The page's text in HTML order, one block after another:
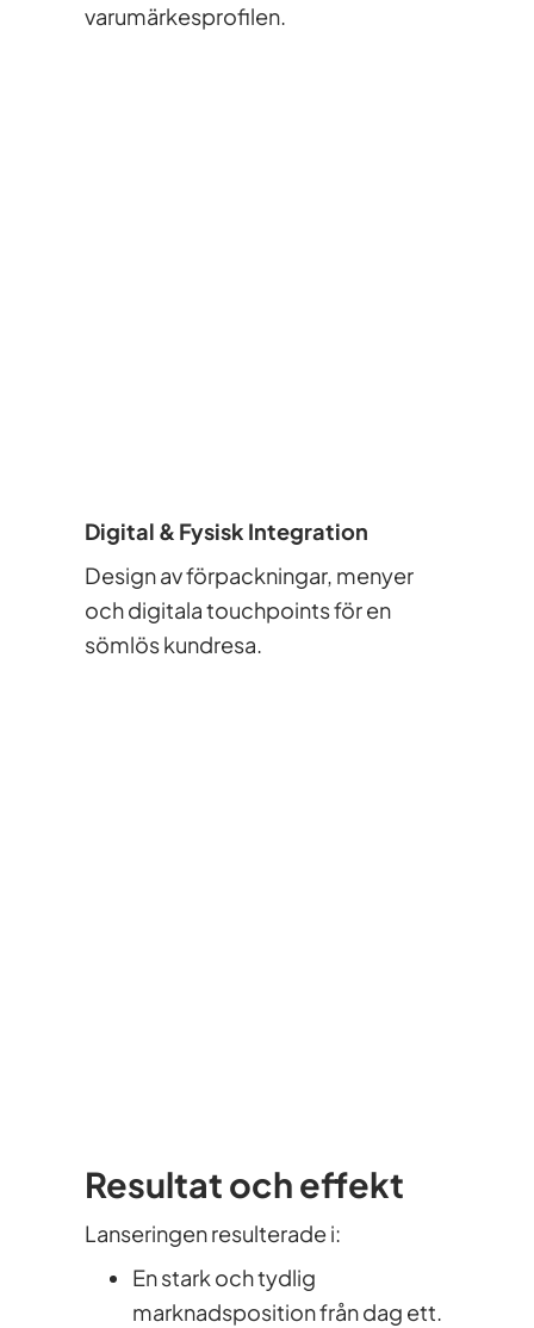
varumärkesprofilen.
Digital & Fysisk Integration
Design av förpackningar, menyer
och digitala touchpoints för en
sömlös kundresa.
Resultat och effekt
Lanseringen resulterade i:
En stark och tydlig
marknadsposition från dag ett.